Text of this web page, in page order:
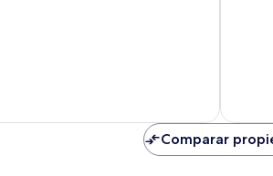
Comparar